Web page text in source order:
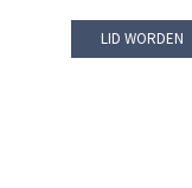
LID WORDEN